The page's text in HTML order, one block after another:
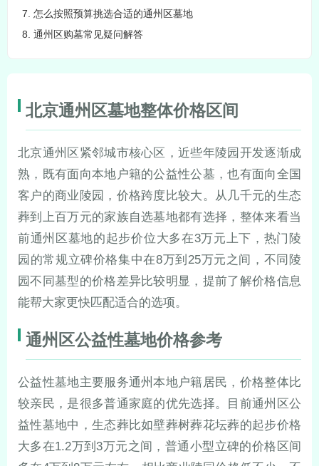
7. 怎么按照预算挑选合适的通州区墓地
8. 通州区购墓常见疑问解答
北京通州区墓地整体价格区间
北京通州区紧邻城市核心区，近些年陵园开发逐渐成
熟，既有面向本地户籍的公益性公墓，也有面向全国
客户的商业陵园，价格跨度比较大。从几千元的生态
葬到上百万元的家族自选墓地都有选择，整体来看当
前通州区墓地的起步价位大多在3万元上下，热门陵
园的常规立碑价格集中在8万到25万元之间，不同陵
园不同墓型的价格差异比较明显，提前了解价格信息
能帮大家更快匹配适合的选项。
通州区公益性墓地价格参考
公益性墓地主要服务通州本地户籍居民，价格整体比
较亲民，是很多普通家庭的优先选择。目前通州区公
益性墓地中，生态葬比如壁葬树葬花坛葬的起步价格
大多在1.2万到3万元之间，普通小型立碑的价格区间